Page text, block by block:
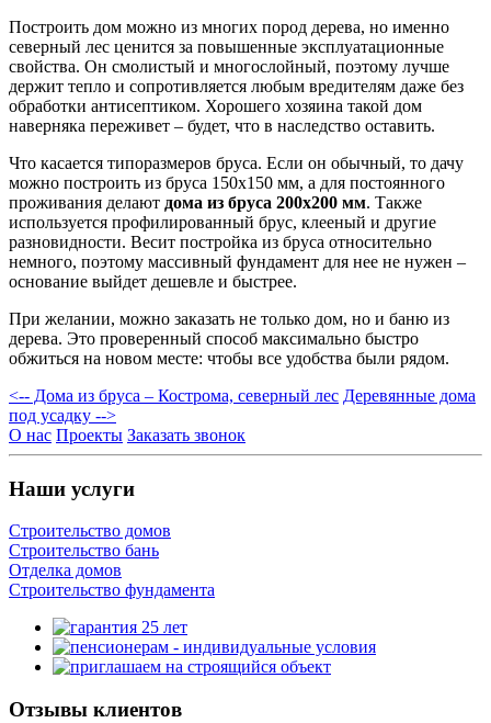
Построить дом можно из многих пород дерева, но именно
северный лес ценится за повышенные эксплуатационные
свойства. Он смолистый и многослойный, поэтому лучше
держит тепло и сопротивляется любым вредителям даже без
обработки антисептиком. Хорошего хозяина такой дом
наверняка переживет – будет, что в наследство оставить.
Что касается типоразмеров бруса. Если он обычный, то дачу
можно построить из бруса 150х150 мм, а для постоянного
проживания делают дома из бруса 200х200 мм. Также
используется профилированный брус, клееный и другие
разновидности. Весит постройка из бруса относительно
немного, поэтому массивный фундамент для нее не нужен –
основание выйдет дешевле и быстрее.
При желании, можно заказать не только дом, но и баню из
дерева. Это проверенный способ максимально быстро
обжиться на новом месте: чтобы все удобства были рядом.
<-- Дома из бруса – Кострома, северный лес Деревянные дома
под усадку -->
О нас Проекты Заказать звонок
Наши услуги
Строительство домов
Строительство бань
Отделка домов
Строительство фундамента
Отзывы клиентов